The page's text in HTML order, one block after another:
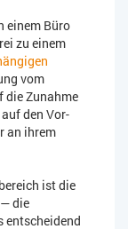
einem Büro
zu einem
vom
die Zunahme
den Vor-
an ihrem
ist die
die
entscheidend